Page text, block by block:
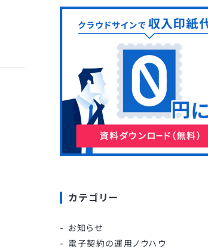
カテゴリー
お知らせ
電子契約の運用ノウハウ